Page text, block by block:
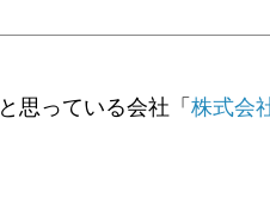
思っている会社「 株式会